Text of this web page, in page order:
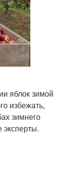
яблок зимой
избежать,
зимнего
эксперты.